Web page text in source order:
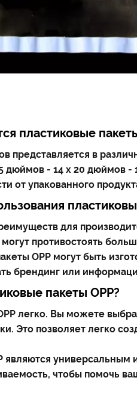
пластиковые
представляется в
дюймов - 14 х 20 дюймов
от упакованного
для
противостоять
OPP могут быть
брендинг или
пакеты OPP?
легко. Вы можете
Это позволяет легко
являются
чтобы помочь